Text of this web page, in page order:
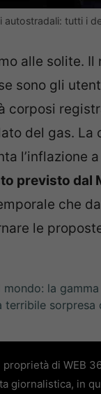
autostradali: tutti i
alle solite.
sono gli
corposi
del gas.
l’inflazione
previsto
che
le
la
terribile
di WEB
giornalistica, in